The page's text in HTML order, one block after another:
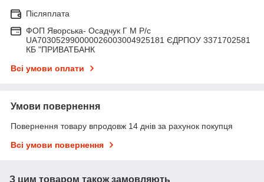
Післяплата
ФОП Яворська- Осадчук Г М Р/c
UA703052990000026003004925181 ЄДРПОУ 3371702581
КБ "ПРИВАТБАНК
Всі умови оплати
Умови повернення
Повернення товару впродовж 14 днів за рахунок покупця
Всі умови повернення
З цим товаром також замовляють